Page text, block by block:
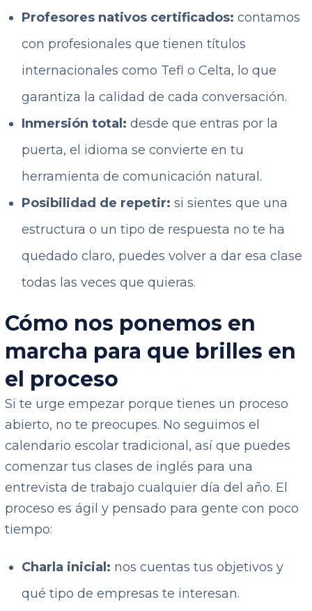
Profesores nativos certificados: contamos
con profesionales que tienen títulos
internacionales como Tefl o Celta, lo que
garantiza la calidad de cada conversación.
Inmersión total: desde que entras por la
puerta, el idioma se convierte en tu
herramienta de comunicación natural.
Posibilidad de repetir: si sientes que una
estructura o un tipo de respuesta no te ha
quedado claro, puedes volver a dar esa clase
todas las veces que quieras.
Cómo nos ponemos en
marcha para que brilles en
el proceso
Si te urge empezar porque tienes un proceso
abierto, no te preocupes. No seguimos el
calendario escolar tradicional, así que puedes
comenzar tus clases de inglés para una
entrevista de trabajo cualquier día del año. El
proceso es ágil y pensado para gente con poco
tiempo:
Charla inicial: nos cuentas tus objetivos y
qué tipo de empresas te interesan.